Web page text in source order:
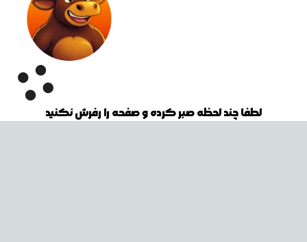
لطفا چند لحظه صبر کرده و صفحه را رفرش نکنید